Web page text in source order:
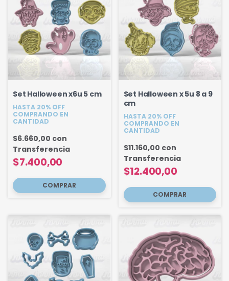
Set Halloween x6u 5 cm
HASTA 20% OFF
COMPRANDO EN
CANTIDAD
$7.400,00
$6.660,00 con
Transferencia
Set Halloween x 5u 8 a 9
cm
HASTA 20% OFF
COMPRANDO EN
CANTIDAD
$12.400,00
$11.160,00 con
Transferencia